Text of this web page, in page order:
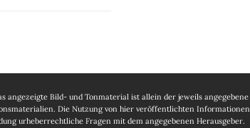
angezeigte Bild- und Tonmaterial ist allein der jeweils
Die Nutzung von hier veröffentlichten
urheberrechtliche Fragen mit dem angegebenen Herausgeber.